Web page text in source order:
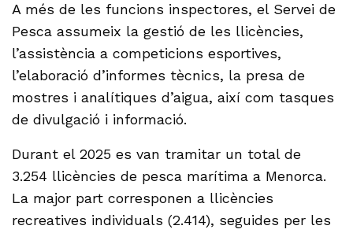
A més de les funcions inspectores, el Servei de
Pesca assumeix la gestió de les llicències,
l’assistència a competicions esportives,
l’elaboració d’informes tècnics, la presa de
mostres i analítiques d’aigua, així com tasques
de divulgació i informació.
Durant el 2025 es van tramitar un total de
3.254 llicències de pesca marítima a Menorca.
La major part corresponen a llicències
recreatives individuals (2.414), seguides per les